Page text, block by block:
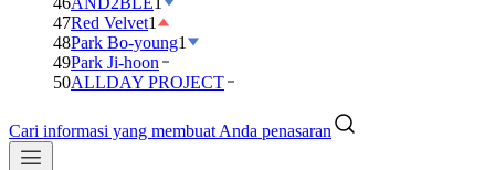
47Red Velvet1
48Park Bo-young1
49Park Ji-hoon
50ALLDAY PROJECT
Cari informasi yang membuat Anda penasaran